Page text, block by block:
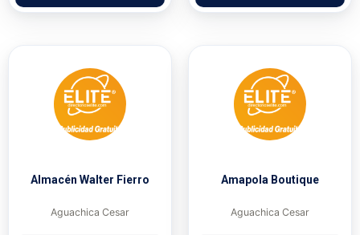
Almacén Walter Fierro
Aguachica Cesar
Amapola Boutique
Aguachica Cesar